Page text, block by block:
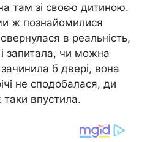
там зі своєю дитиною.
ж познайомилися
в реальність,
запитала, чи можна
б двері, вона
не сподобалася, ди
впустила.